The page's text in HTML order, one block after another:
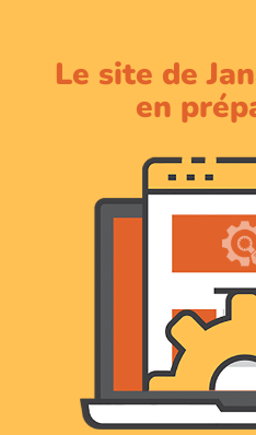
Le site de
en